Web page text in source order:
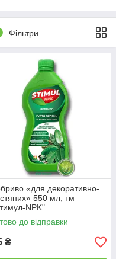
харчування та
мікрофлори та
– препарат «STIMUL-
інтенсивне
Фільтри
«для декоративно-
550 мл, тм
NPK"
до відправки
₴